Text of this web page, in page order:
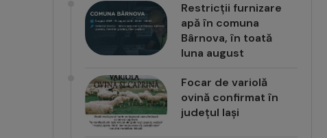
Restricții furnizare
apă în comuna
Bârnova, în toată
luna august
Focar de variolă
ovină confirmat în
județul Iași